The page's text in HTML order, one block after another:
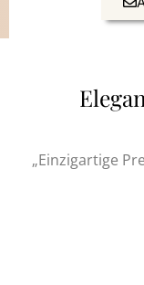
„Einzigartige